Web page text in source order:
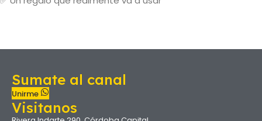
Sumate al canal
Unirme
Visitanos